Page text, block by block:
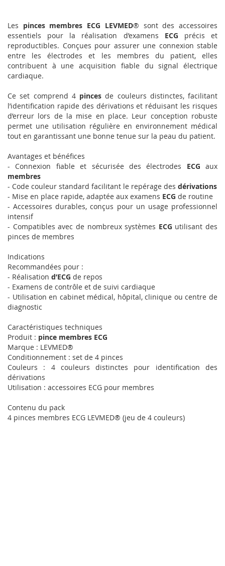
Les pinces membres ECG LEVMED® sont des accessoires
essentiels pour la réalisation d’examens ECG précis et
reproductibles. Conçues pour assurer une connexion stable
entre les électrodes et les membres du patient, elles
contribuent à une acquisition fiable du signal électrique
cardiaque.
Ce set comprend 4 pincesde couleurs distinctes, facilitant
l’identification rapide des dérivations et réduisant les risques
d’erreur lors de la mise en place. Leur conception robuste
permet une utilisation régulière en environnement médical
tout en garantissant une bonne tenue sur la peau du patient.
Avantages et bénéfices
- Connexion fiable et sécurisée des électrodes ECG aux
membres
- Code couleur standard facilitant le repérage des dérivations
- Mise en place rapide, adaptée aux examens ECG de routine
- Accessoires durables, conçus pour un usage professionnel
intensif
- Compatibles avec de nombreux systèmes ECG utilisant des
pinces de membres
Indications
Recommandées pour :
- Réalisation d’ECG de repos
- Examens de contrôle et de suivi cardiaque
- Utilisation en cabinet médical, hôpital, clinique ou centre de
diagnostic
Caractéristiques techniques
Produit : pince membres ECG
Marque : LEVMED®
Conditionnement : set de 4 pinces
Couleurs : 4 couleurs distinctes pour identification des
dérivations
Utilisation : accessoires ECG pour membres
Contenu du pack
4 pinces membres ECG LEVMED® (jeu de 4 couleurs)